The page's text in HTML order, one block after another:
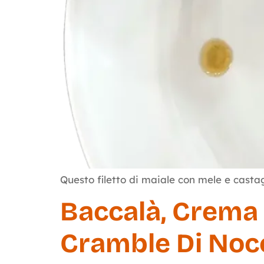
Questo filetto di maiale con mele e
Baccalà,
Cramble Di